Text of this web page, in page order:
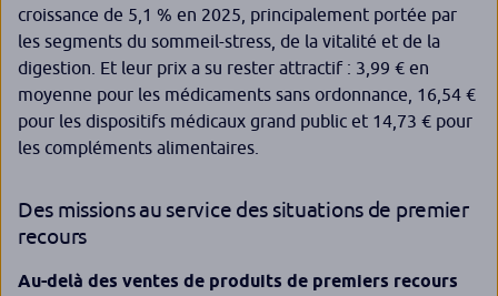
croissance de 5,1 % en 2025, principalement portée par
les segments du sommeil-stress, de la vitalité et de la
digestion. Et leur prix a su rester attractif : 3,99 € en
moyenne pour les médicaments sans ordonnance, 16,54 €
pour les dispositifs médicaux grand public et 14,73 € pour
les compléments alimentaires.
Des missions au service des situations de premier
recours
Au-delà des ventes de produits de premiers recours